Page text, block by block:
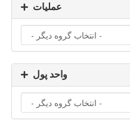
عملیات
واحد پول